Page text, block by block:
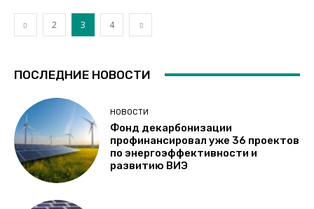
2 3 4
ПОСЛЕДНИЕ НОВОСТИ
НОВОСТИ
Фонд декарбонизации
профинансировал уже 36 проектов
по энергоэффективности и
развитию ВИЭ